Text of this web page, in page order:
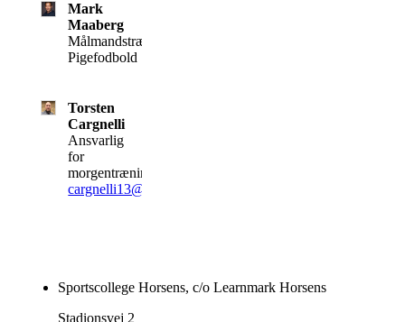
Mark
Maaberg
Målmandstræner,
Pigefodbold
Torsten
Cargnelli
Ansvarlig
for
morgentræning
cargnelli13@gmail.com
Sportscollege Horsens, c/o Learnmark Horsens
Stadionsvej 2